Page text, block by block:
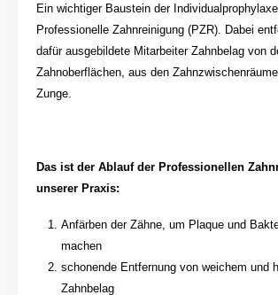
Ein wichtiger Baustein der
Professionelle Zahnreinigung (PZR). Dabei
dafür ausgebildete Mitarbeiter Zahnbelag von
Zahnoberflächen, aus den
Zunge.
Das ist der Ablauf der Professionellen
unserer Praxis:
Anfärben der Zähne, um Plaque und
machen
schonende Entfernung von weichem und
Zahnbelag